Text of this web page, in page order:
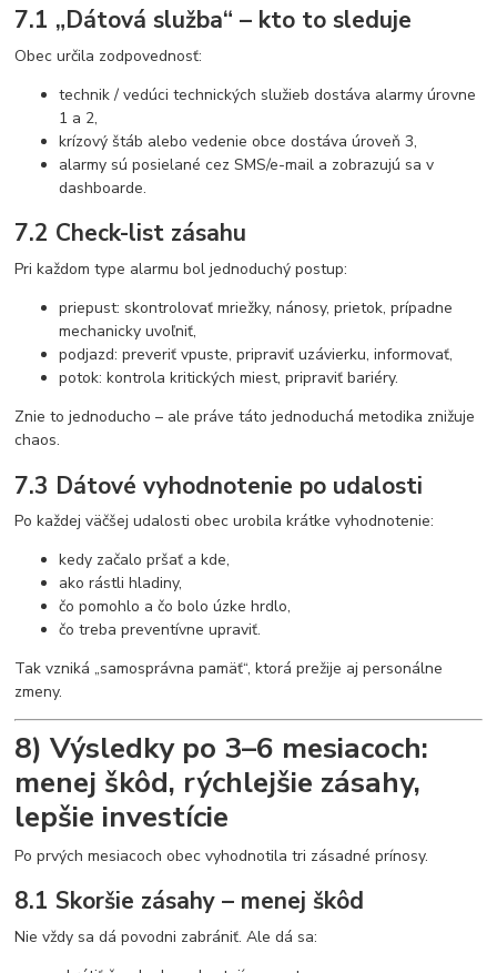
7.1 „Dátová služba“ – kto to sleduje
Obec určila zodpovednosť:
technik / vedúci technických služieb dostáva alarmy úrovne
1 a 2,
krízový štáb alebo vedenie obce dostáva úroveň 3,
alarmy sú posielané cez SMS/e-mail a zobrazujú sa v
dashboarde.
7.2 Check-list zásahu
Pri každom type alarmu bol jednoduchý postup:
priepust: skontrolovať mriežky, nánosy, prietok, prípadne
mechanicky uvoľniť,
podjazd: preveriť vpuste, pripraviť uzávierku, informovať,
potok: kontrola kritických miest, pripraviť bariéry.
Znie to jednoducho – ale práve táto jednoduchá metodika znižuje
chaos.
7.3 Dátové vyhodnotenie po udalosti
Po každej väčšej udalosti obec urobila krátke vyhodnotenie:
kedy začalo pršať a kde,
ako rástli hladiny,
čo pomohlo a čo bolo úzke hrdlo,
čo treba preventívne upraviť.
Tak vzniká „samosprávna pamäť“, ktorá prežije aj personálne
zmeny.
8) Výsledky po 3–6 mesiacoch:
menej škôd, rýchlejšie zásahy,
lepšie investície
Po prvých mesiacoch obec vyhodnotila tri zásadné prínosy.
8.1 Skoršie zásahy – menej škôd
Nie vždy sa dá povodni zabrániť. Ale dá sa: